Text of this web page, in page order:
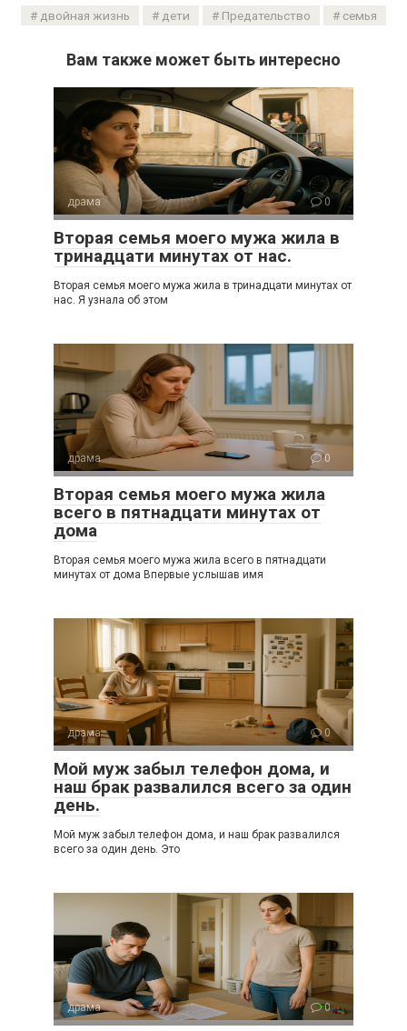
двойная жизнь дети Предательство семья
Вам также может быть интересно
драма 0
Вторая семья моего мужа жила в
тринадцати минутах от нас.
Вторая семья моего мужа жила в тринадцати минутах от
нас. Я узнала об этом
драма 0
Вторая семья моего мужа жила
всего в пятнадцати минутах от
дома
Вторая семья моего мужа жила всего в пятнадцати
минутах от дома Впервые услышав имя
драма 0
Мой муж забыл телефон дома, и
наш брак развалился всего за один
день.
Мой муж забыл телефон дома, и наш брак развалился
всего за один день. Это
драма 0